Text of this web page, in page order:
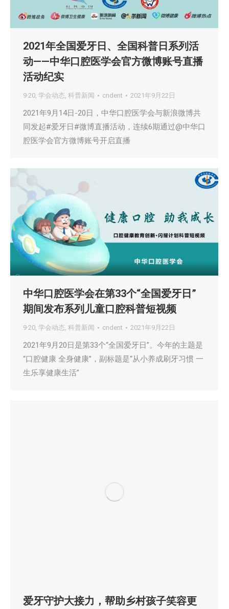
2021年全国爱牙日、全国科普日系列活
动——中华口腔医学会官方微博账号直播
活动纪实
9·20, 学会动态, 科普新闻 cndent 2021年9月22日
2021年9月14日-20日，中华口腔医学会与新浪微博共
同发起#爱牙日#微博直播活动，连续6期通过@中华口
腔医学会官方微博账号开启直播
中华口腔医学会在第33个“全国爱牙日”
期间发布系列儿童口腔科普短视频
9·20, 学会动态, 科普新闻 cndent 2021年9月22日
2021年9月20日是第33个“全国爱牙日”。今年的主题是
“口腔健康 全身健康”，副标题是“从小养成刷牙习惯 一
生乐享健康生活”
爱牙守护大接力，帮助乡村孩子笑容更